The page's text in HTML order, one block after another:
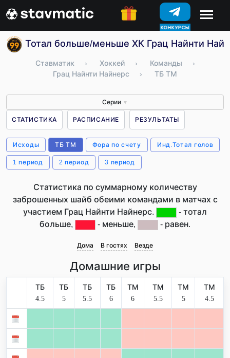
КОНКУРСЫ
Тотал больше/меньше ХК Грац Найнти
Ставматик › Хоккей › Команды
›
Грац Найнти Найнерс
› ТБ ТМ
Серии ▼
СТАТИСТИКА РАСПИСАНИЕ РЕЗУЛЬТАТЫ
Исходы ТБ ТМ Фора по счету Инд.Тотал голов
1 период 2 период 3 период
Статистика по суммарному количеству
заброшенных шайб обеими командами в матчах с
участием Грац Найнти Найнерс.
- тотал
больше,
- меньше, - равен.
Дома В гостях Везде
Домашние игры
ТБ
4.5
ТБ
5
ТБ
5.5
ТБ
6
ТМ
6
ТМ
5.5
ТМ
5
ТМ
4.5